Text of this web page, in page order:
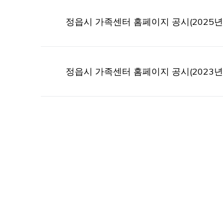
정읍시 가족센터 홈페이지 공시(2025
정읍시 가족센터 홈페이지 공시(2023